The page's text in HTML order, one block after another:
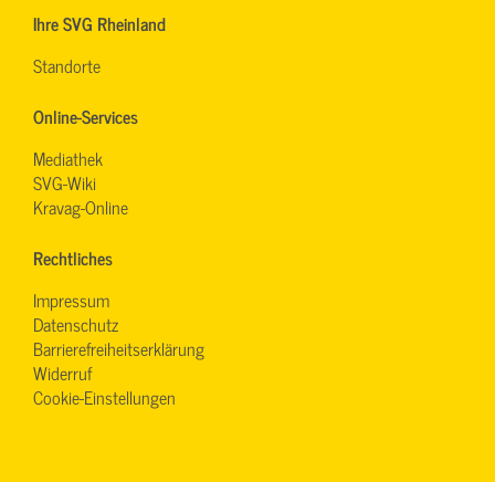
Ihre SVG Rheinland
Standorte
Online-Services
Mediathek
SVG-Wiki
Kravag-Online
Rechtliches
Impressum
Datenschutz
Barrierefreiheitserklärung
Widerruf
Cookie-Einstellungen